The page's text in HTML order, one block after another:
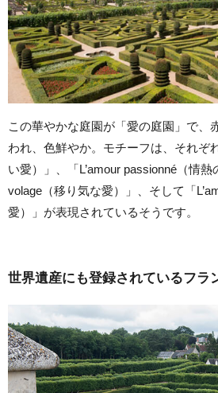
この華やかな庭園が「愛の庭園」で、
われ、色鮮やか。モチーフは、それぞ
い愛）」、「L’amour passionné（情熱
volage（移り気な愛）」、そして「
愛）」が表現されているそうです。
世界遺産にも登録されているフラ